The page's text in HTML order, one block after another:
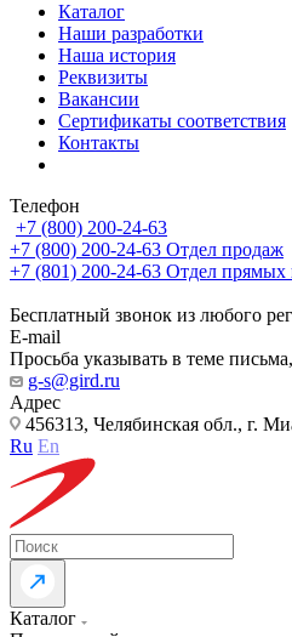
Каталог
Наши разработки
Наша история
Реквизиты
Вакансии
Сертификаты соответствия
Контакты
Телефон
+7 (800) 200-24-63
+7 (800) 200-24-63 Отдел продаж
+7 (801) 200-24-63 Отдел прямых
Бесплатный звонок из любого
E-mail
Просьба указывать в теме
g-s@gird.ru
Адрес
456313, Челябинская обл., г.
Ru En
Каталог